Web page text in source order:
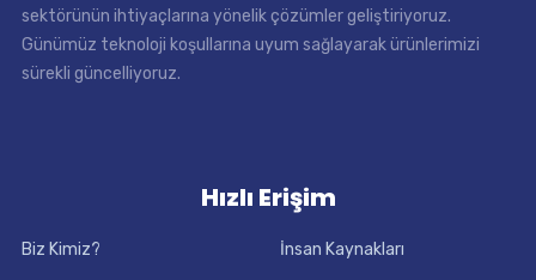
sektörünün ihtiyaçlarına yönelik çözümler geliştiriyoruz.
Günümüz teknoloji koşullarına uyum sağlayarak ürünlerimizi
sürekli güncelliyoruz.
Hızlı Erişim
Biz Kimiz? İnsan Kaynakları